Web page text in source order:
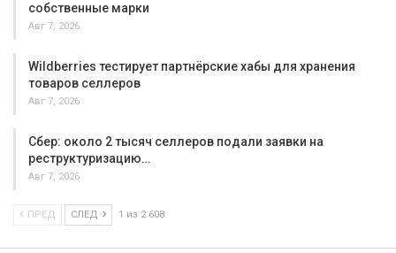
собственные марки
Авг 7, 2026
Wildberries тестирует партнёрские хабы для хранения
товаров селлеров
Авг 7, 2026
Сбер: около 2 тысяч селлеров подали заявки на
реструктуризацию…
Авг 7, 2026
ПРЕД СЛЕД 1 из 2 608